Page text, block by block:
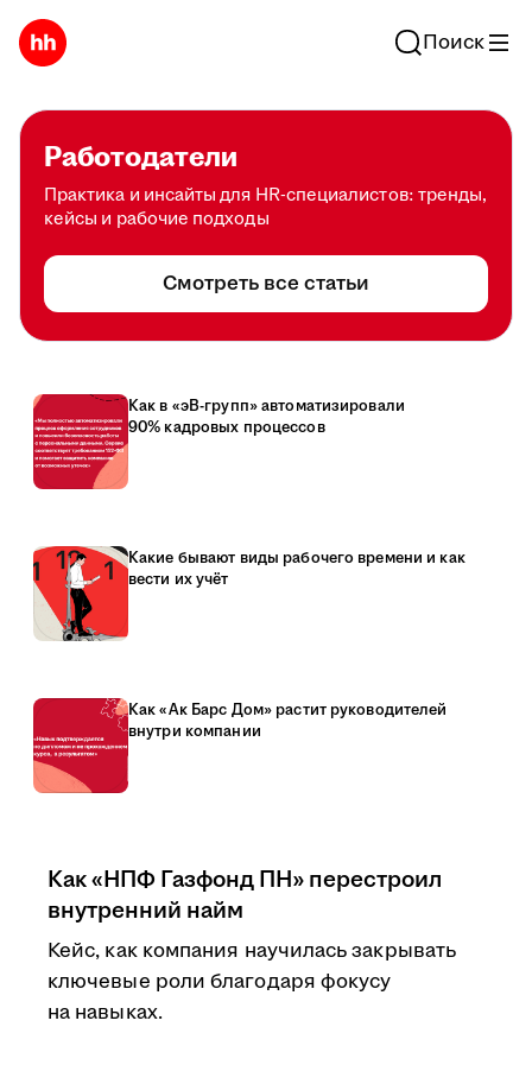
Поиск
Работодатели
Практика и инсайты для HR-специалистов: тренды,
кейсы и рабочие подходы
Смотреть все статьи
Как в «эВ-групп» автоматизировали
90% кадровых процессов
Какие бывают виды рабочего времени и как
вести их учёт
Как «Ак Барс Дом» растит руководителей
внутри компании
Как «НПФ Газфонд ПН» перестроил
внутренний найм
Кейс, как компания научилась закрывать
ключевые роли благодаря фокусу
на навыках.